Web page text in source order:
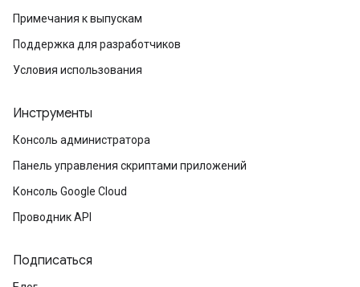
Примечания к выпускам
Поддержка для разработчиков
Условия использования
Инструменты
Консоль администратора
Панель управления скриптами приложений
Консоль Google Cloud
Проводник API
Подписаться